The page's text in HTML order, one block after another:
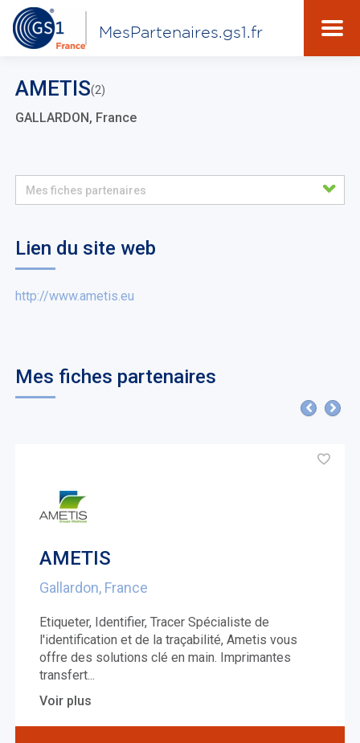
MesPartenaires.gs1.fr
AMETIS(2)
GALLARDON, France
Mes fiches partenaires
Lien du site web
http://www.ametis.eu
Mes fiches partenaires
AMETIS
Gallardon, France
Etiqueter, Identifier, Tracer Spécialiste de
l'identification et de la traçabilité, Ametis vous
offre des solutions clé en main. Imprimantes
transfert...
Voir plus